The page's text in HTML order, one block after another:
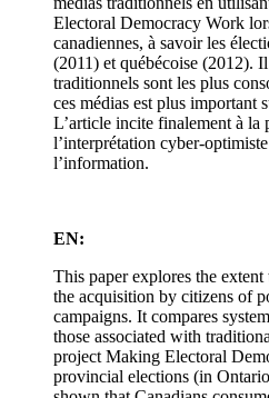
Electoral Democracy Work
canadiennes, à savoir les
(2011) et québécoise (2012).
traditionnels sont les plus
ces médias est plus important
L’article incite finalement à la
l’interprétation cyber-
l’information.
EN:
This paper explores the
the acquisition by citizens of
campaigns. It compares
those associated with
project Making Electoral
provincial elections (in